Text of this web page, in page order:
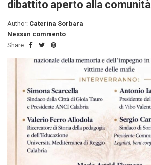
dibattito aperto alla comunità
Author: Caterina Sorbara
Nessun commento
Share: